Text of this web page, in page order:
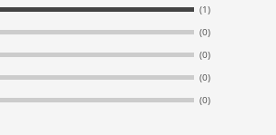
(1)
(0)
(0)
(0)
(0)